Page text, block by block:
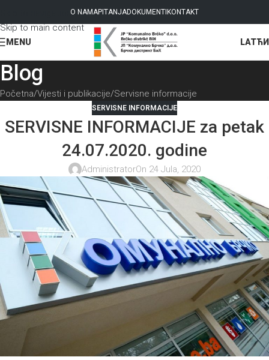
Skip to navigation
Skip to main content
O NAMAPITANJADOKUMENTI KONTAKT
MENU LAT
Blog
Početna Vijesti i publikacije Servisne informacije
SERVISNE INFORMACIJE
SERVISNE INFORMACIJE za petak
24.07.2020. godine
AdministratorOn 24 Jula, 2020